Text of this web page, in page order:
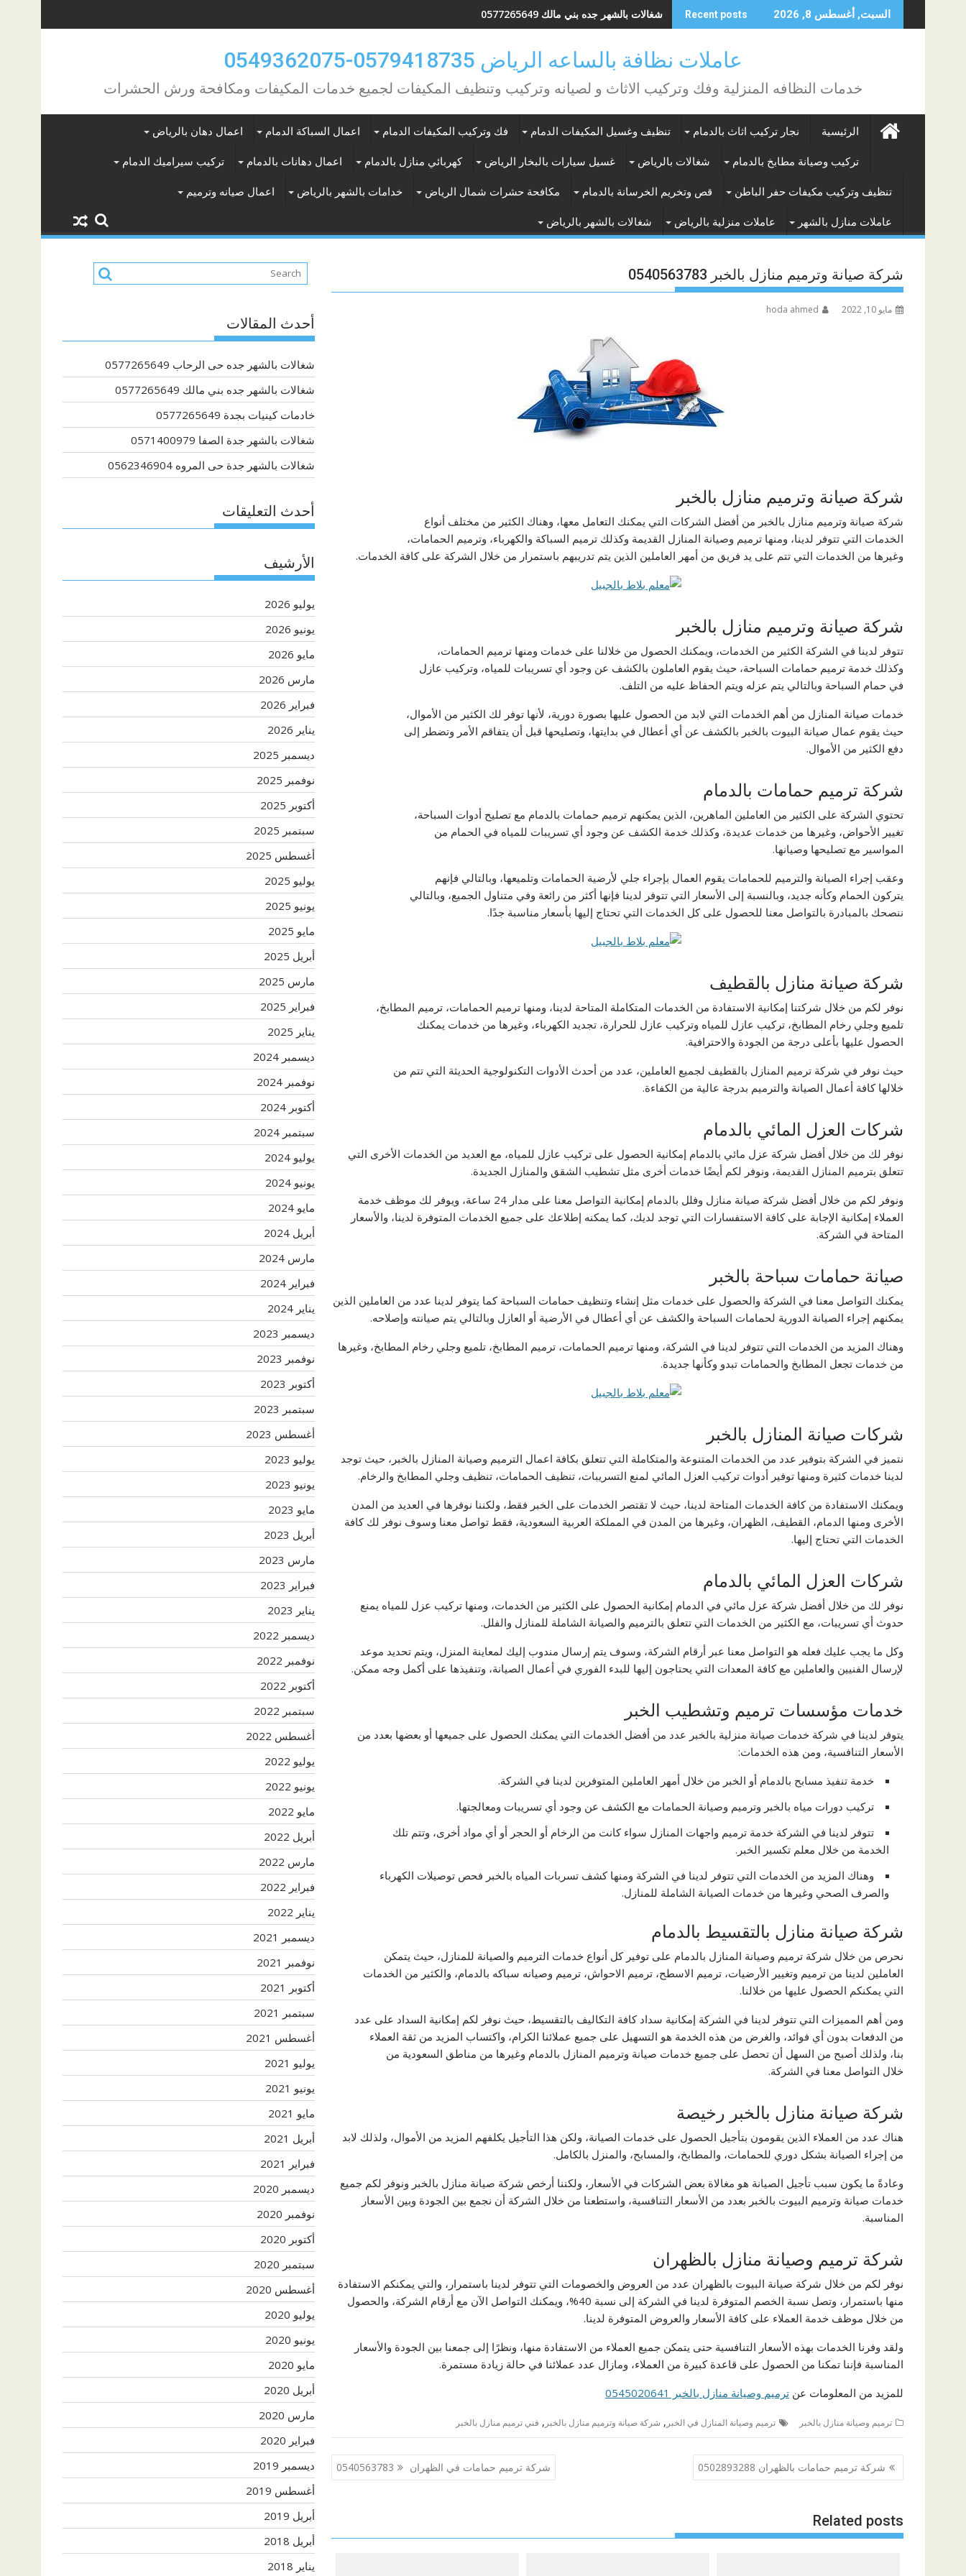
to
السبت, أغسطس 8, 2026 Recent posts شغالات بالشهر جده بني مالك 0577265649
عاملات نظافة بالساعه الرياض 0579418735-0549362075
خدمات النظافه المنزلية وفك وتركيب الاثاث و لصيانه وتركيب وتنظيف المكيفات لجميع خدمات المكيفات ومكافحة ورش الحشرات
الرئيسية نجار تركيب اثاث بالدمام تنظيف وغسيل المكيفات الدمام فك وتركيب المكيفات الدمام اعمال السباكة الدمام اعمال دهان بالرياض
تركيب وصيانة مطابخ بالدمام شغالات بالرياض غسيل سيارات بالبخار الرياض كهربائي منازل بالدمام اعمال دهانات بالدمام تركيب سيراميك الدمام
تنظيف وتركيب مكيفات حفر الباطن قص وتخريم الخرسانة بالدمام مكافحة حشرات شمال الرياض خدامات بالشهر بالرياض اعمال صيانه وترميم
عاملات منازل بالشهر عاملات منزلية بالرياض شغالات بالشهر بالرياض
شركة صيانة وترميم منازل بالخبر 0540563783
مايو 10, 2022 hoda ahmed
شركة صيانة وترميم منازل بالخبر
شركة صيانة وترميم منازل بالخبر من أفضل الشركات التي يمكنك التعامل معها، وهناك الكثير من مختلف أنواع
الخدمات التي تتوفر لدينا، ومنها ترميم وصيانة المنازل القديمة وكذلك ترميم السباكة والكهرباء، وترميم الحمامات،
وغيرها من الخدمات التي تتم على يد فريق من أمهر العاملين الذين يتم تدريبهم باستمرار من خلال الشركة على كافة الخدمات.
شركة صيانة وترميم منازل بالخبر
تتوفر لدينا في الشركة الكثير من الخدمات، ويمكنك الحصول من خلالنا على خدمات ومنها ترميم الحمامات،
وكذلك خدمة ترميم حمامات السباحة، حيث يقوم العاملون بالكشف عن وجود أي تسريبات للمياه، وتركيب عازل
في حمام السباحة وبالتالي يتم عزله ويتم الحفاظ عليه من التلف.
خدمات صيانة المنازل من أهم الخدمات التي لابد من الحصول عليها بصورة دورية، لأنها توفر لك الكثير من الأموال،
حيث يقوم عمال صيانة البيوت بالخبر بالكشف عن أي أعطال في بدايتها، وتصليحها قبل أن يتفاقم الأمر وتضطر إلى
دفع الكثير من الأموال.
شركة ترميم حمامات بالدمام
تحتوي الشركة على الكثير من العاملين الماهرين، الذين يمكنهم ترميم حمامات بالدمام مع تصليح أدوات السباحة،
تغيير الأحواض، وغيرها من خدمات عديدة، وكذلك خدمة الكشف عن وجود أي تسريبات للمياه في الحمام من
المواسير مع تصليحها وصيانها.
وعقب إجراء الصيانة والترميم للحمامات يقوم العمال بإجراء جلي لأرضية الحمامات وتلميعها، وبالتالي فإنهم
يتركون الحمام وكأنه جديد، وبالنسبة إلى الأسعار التي تتوفر لدينا فإنها أكثر من رائعة وفي متناول الجميع، وبالتالي
ننصحك بالمبادرة بالتواصل معنا للحصول على كل الخدمات التي تحتاج إليها بأسعار مناسبة جدًا.
شركة صيانة منازل بالقطيف
نوفر لكم من خلال شركتنا إمكانية الاستفادة من الخدمات المتكاملة المتاحة لدينا، ومنها ترميم الحمامات، ترميم المطابخ،
تلميع وجلي رخام المطابخ، تركيب عازل للمياه وتركيب عازل للحرارة، تجديد الكهرباء، وغيرها من خدمات يمكنك
الحصول عليها بأعلى درجة من الجودة والاحترافية.
حيث نوفر في شركة ترميم المنازل بالقطيف لجميع العاملين، عدد من أحدث الأدوات التكنولوجية الحديثة التي تتم من
خلالها كافة أعمال الصيانة والترميم بدرجة عالية من الكفاءة.
شركات العزل المائي بالدمام
نوفر لك من خلال أفضل شركة عزل مائي بالدمام إمكانية الحصول على تركيب عازل للمياه، مع العديد من الخدمات الأخرى التي
تتعلق بترميم المنازل القديمة، ونوفر لكم أيضًا خدمات أخرى مثل تشطيب الشقق والمنازل الجديدة.
ونوفر لكم من خلال أفضل شركة صيانة منازل وفلل بالدمام إمكانية التواصل معنا على مدار 24 ساعة، ويوفر لك موظف خدمة
العملاء إمكانية الإجابة على كافة الاستفسارات التي توجد لديك، كما يمكنه إطلاعك على جميع الخدمات المتوفرة لدينا، والأسعار
المتاحة في الشركة.
صيانة حمامات سباحة بالخبر
يمكنك التواصل معنا في الشركة والحصول على خدمات مثل إنشاء وتنظيف حمامات السباحة كما يتوفر لدينا عدد من العاملين الذين
يمكنهم إجراء الصيانة الدورية لحمامات السباحة والكشف عن أي أعطال في الأرضية أو العازل وبالتالي يتم صيانته وإصلاحه.
وهناك المزيد من الخدمات التي تتوفر لدينا في الشركة، ومنها ترميم الحمامات، ترميم المطابخ، تلميع وجلي رخام المطابخ، وغيرها
من خدمات تجعل المطابخ والحمامات تبدو وكأنها جديدة.
شركات صيانة المنازل بالخبر
نتميز في الشركة بتوفير عدد من الخدمات المتنوعة والمتكاملة التي تتعلق بكافة اعمال الترميم وصيانة المنازل بالخبر، حيث توجد
لدينا خدمات كثيرة ومنها توفير أدوات تركيب العزل المائي لمنع التسريبات، تنظيف الحمامات، تنظيف وجلي المطابخ والرخام.
ويمكنك الاستفادة من كافة الخدمات المتاحة لدينا، حيث لا تقتصر الخدمات على الخبر فقط، ولكننا نوفرها في العديد من المدن
الأخرى ومنها الدمام، القطيف، الظهران، وغيرها من المدن في المملكة العربية السعودية، فقط تواصل معنا وسوف نوفر لك كافة
الخدمات التي تحتاج إليها.
شركات العزل المائي بالدمام
نوفر لك من خلال أفضل شركة عزل مائي في الدمام إمكانية الحصول على الكثير من الخدمات، ومنها تركيب عزل للمياه يمنع
حدوث أي تسريبات، مع الكثير من الخدمات التي تتعلق بالترميم والصيانة الشاملة للمنازل والفلل.
وكل ما يجب عليك فعله هو التواصل معنا عبر أرقام الشركة، وسوف يتم إرسال مندوب إليك لمعاينة المنزل، ويتم تحديد موعد
لإرسال الفنيين والعاملين مع كافة المعدات التي يحتاجون إليها للبدء الفوري في أعمال الصيانة، وتنفيذها على أكمل وجه ممكن.
خدمات مؤسسات ترميم وتشطيب الخبر
يتوفر لدينا في شركة خدمات صيانة منزلية بالخبر عدد من أفضل الخدمات التي يمكنك الحصول على جميعها أو بعضها بعدد من
الأسعار التنافسية، ومن هذه الخدمات:
خدمة تنفيذ مسابح بالدمام أو الخبر من خلال أمهر العاملين المتوفرين لدينا في الشركة.
تركيب دورات مياه بالخبر وترميم وصيانة الحمامات مع الكشف عن وجود أي تسريبات ومعالجتها.
تتوفر لدينا في الشركة خدمة ترميم واجهات المنازل سواء كانت من الرخام أو الحجر أو أي مواد أخرى، وتتم تلك
الخدمة من خلال معلم تكسير الخبر.
وهناك المزيد من الخدمات التي تتوفر لدينا في الشركة ومنها كشف تسربات المياه بالخبر فحص توصيلات الكهرباء
والصرف الصحي وغيرها من خدمات الصيانة الشاملة للمنازل.
شركة صيانة منازل بالتقسيط بالدمام
نحرص من خلال شركة ترميم وصيانة المنازل بالدمام على توفير كل أنواع خدمات الترميم والصيانة للمنازل، حيث يتمكن
العاملين لدينا من ترميم وتغيير الأرضيات، ترميم الاسطح، ترميم الاحواش، ترميم وصيانه سباكه بالدمام، والكثير من الخدمات
التي يمكنكم الحصول عليها من خلالنا.
ومن أهم المميزات التي تتوفر لدينا في الشركة إمكانية سداد كافة التكاليف بالتقسيط، حيث نوفر لكم إمكانية السداد على عدد
من الدفعات بدون أي فوائد، والغرض من هذه الخدمة هو التسهيل على جميع عملائنا الكرام، واكتساب المزيد من ثقة العملاء
بنا، ولذلك أصبح من السهل أن تحصل على جميع خدمات صيانة وترميم المنازل بالدمام وغيرها من مناطق السعودية من
خلال التواصل معنا في الشركة.
شركة صيانة منازل بالخبر رخيصة
هناك عدد من العملاء الذين يقومون بتأجيل الحصول على خدمات الصيانة، ولكن هذا التأجيل يكلفهم المزيد من الأموال، ولذلك لابد
من إجراء الصيانة بشكل دوري للحمامات، والمطابخ، والمسابح، والمنزل بالكامل.
وعادةً ما يكون سبب تأجيل الصيانة هو مغالاة بعض الشركات في الأسعار، ولكننا أرخص شركة صيانة منازل بالخبر ونوفر لكم جميع
خدمات صيانة وترميم البيوت بالخبر بعدد من الأسعار التنافسية، واستطعنا من خلال الشركة أن نجمع بين الجودة وبين الأسعار
المناسبة.
شركة ترميم وصيانة منازل بالظهران
نوفر لكم من خلال شركة صيانة البيوت بالظهران عدد من العروض والخصومات التي تتوفر لدينا باستمرار، والتي يمكنكم الاستفادة
منها باستمرار، وتصل نسبة الخصم المتوفرة لدينا في الشركة إلى نسبة 40%، ويمكنك التواصل الآن مع أرقام الشركة، والحصول
من خلال موظف خدمة العملاء على كافة الأسعار والعروض المتوفرة لدينا.
ولقد وفرنا الخدمات بهذه الأسعار التنافسية حتى يتمكن جميع العملاء من الاستفادة منها، ونظرًا إلى جمعنا بين الجودة والأسعار
المناسبة فإننا تمكنا من الحصول على قاعدة كبيرة من العملاء، ومازال عدد عملائنا في حالة زيادة مستمرة.
للمزيد من المعلومات عن ترميم وصيانة منازل بالخبر 0545020641
ترميم وصيانة منازل بالخبر ترميم وصيانة المنازل في الخبر , شركة صيانة وترميم منازل بالخبر , فني ترميم منازل بالخبر
تصفّح
المقالات
شركة ترميم حمامات بالظهران 0502893288 شركة ترميم حمامات في الظهران 0540563783
Related posts
أحدث المقالات
شغالات بالشهر جده حى الرحاب 0577265649
شغالات بالشهر جده بني مالك 0577265649
خادمات كينيات بجدة 0577265649
شغالات بالشهر جدة الصفا 0571400979
شغالات بالشهر جدة حى المروه 0562346904
أحدث التعليقات
الأرشيف
يوليو 2026
يونيو 2026
مايو 2026
مارس 2026
فبراير 2026
يناير 2026
ديسمبر 2025
نوفمبر 2025
أكتوبر 2025
سبتمبر 2025
أغسطس 2025
يوليو 2025
يونيو 2025
مايو 2025
أبريل 2025
مارس 2025
فبراير 2025
يناير 2025
ديسمبر 2024
نوفمبر 2024
أكتوبر 2024
سبتمبر 2024
يوليو 2024
يونيو 2024
مايو 2024
أبريل 2024
مارس 2024
فبراير 2024
يناير 2024
ديسمبر 2023
نوفمبر 2023
أكتوبر 2023
سبتمبر 2023
أغسطس 2023
يوليو 2023
يونيو 2023
مايو 2023
أبريل 2023
مارس 2023
فبراير 2023
يناير 2023
ديسمبر 2022
نوفمبر 2022
أكتوبر 2022
سبتمبر 2022
أغسطس 2022
يوليو 2022
يونيو 2022
مايو 2022
أبريل 2022
مارس 2022
فبراير 2022
يناير 2022
ديسمبر 2021
نوفمبر 2021
أكتوبر 2021
سبتمبر 2021
أغسطس 2021
يوليو 2021
يونيو 2021
مايو 2021
أبريل 2021
فبراير 2021
ديسمبر 2020
نوفمبر 2020
أكتوبر 2020
سبتمبر 2020
أغسطس 2020
يوليو 2020
يونيو 2020
مايو 2020
أبريل 2020
مارس 2020
فبراير 2020
ديسمبر 2019
أغسطس 2019
أبريل 2019
أبريل 2018
يناير 2018